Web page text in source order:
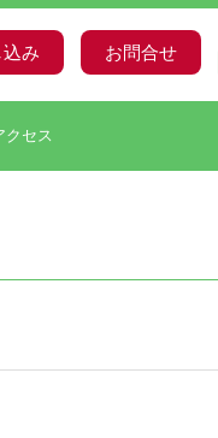
み お問合せ
クセス